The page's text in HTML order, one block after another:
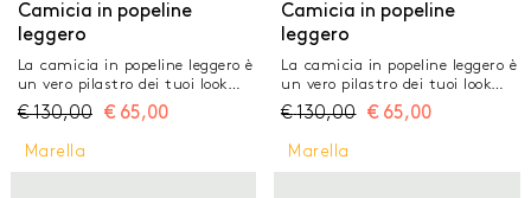
Camicia in popeline
leggero
La camicia in popeline leggero è
un vero pilastro dei tuoi look
estivi. Aperta sopra una
canottina leggera o infilata in
bermuda e pantaloni, regala
un'immediata freschezza ad
€ 130,00 € 65,00
Camicia in popeline
leggero
La camicia in popeline leggero è
un vero pilastro dei tuoi look
estivi. Aperta sopra una
canottina leggera o infilata in
bermuda e pantaloni, regala
un'immediata freschezza ad
€ 130,00 € 65,00
Marella Marella